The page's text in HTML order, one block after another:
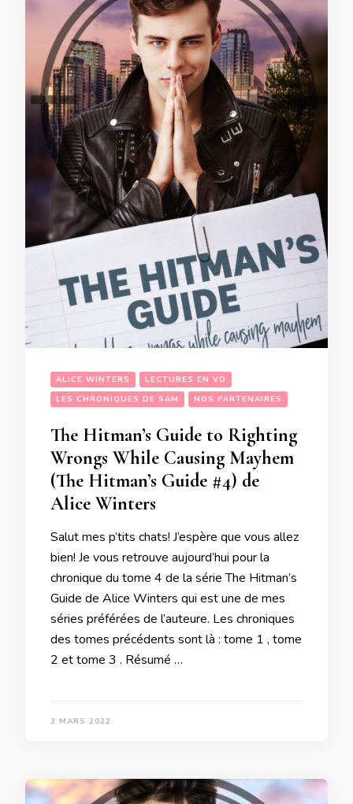
ALICE WINTERS
LECTURES EN VO
LES CHRONIQUES DE SAM
NOS PARTENAIRES
The Hitman’s Guide to Righting
Wrongs While Causing Mayhem
(The Hitman’s Guide #4) de
Alice Winters
Salut mes p’tits chats! J’espère que vous allez
bien! Je vous retrouve aujourd’hui pour la
chronique du tome 4 de la série The Hitman’s
Guide de Alice Winters qui est une de mes
séries préférées de l’auteure. Les chroniques
des tomes précédents sont là : tome 1 , tome
2 et tome 3 . Résumé …
3 MARS 2022